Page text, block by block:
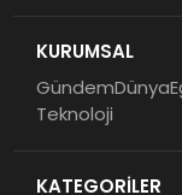
KURUMSAL
GündemDünya
Teknoloji
KATEGORİLER